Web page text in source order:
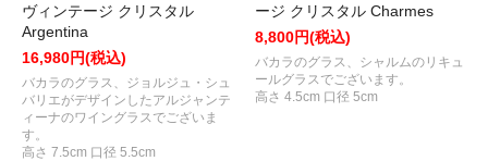
ヴィンテージ クリスタル
Argentina
16,980円(税込)
バカラのグラス、ジョルジュ・シュ
バリエがデザインしたアルジャンテ
ィーナのワイングラスでございま
す。
高さ 7.5cm 口径 5.5cm
ージ クリスタル Charmes
8,800円(税込)
バカラのグラス、シャルムのリキュ
ールグラスでございます。
高さ 4.5cm 口径 5cm